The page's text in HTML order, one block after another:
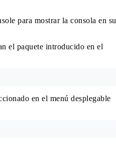
para mostrar la consola en su
el paquete introducido en el
en el menú desplegable